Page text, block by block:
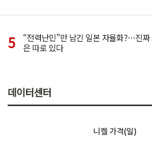
“전력난민”만 남긴 일본 자율화?…진짜
은 따로 있다
데이터센터
니켈 가격(일)